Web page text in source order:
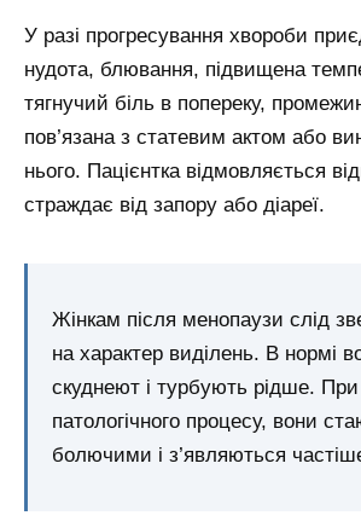
У разі прогресування хвороби
нудота, блювання, підвищена
тягнучий біль в попереку,
пов’язана з статевим актом або
нього. Пацієнтка відмовляється
страждає від запору або діареї.
Жінкам після менопаузи слід
на характер виділень. В нормі
скуднеют і турбують рідше. При
патологічного процесу, вони
болючими і з’являються